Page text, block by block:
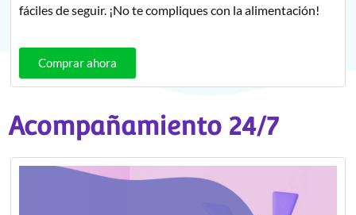
fáciles de seguir. ¡No te compliques con la alimentación!
Comprar ahora
Acompañamiento 24/7